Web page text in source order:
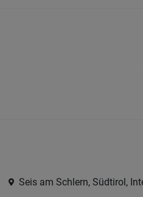
Seis am Schlern, Südtirol,